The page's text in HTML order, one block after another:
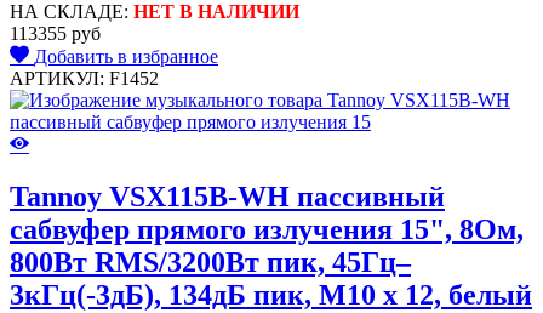
НА СКЛАДЕ: НЕТ В НАЛИЧИИ
113355 руб
Добавить в избранное
АРТИКУЛ: F1452
Tannoy VSX115B-WH пассивный
сабвуфер прямого излучения 15", 8Ом,
800Вт RMS/3200Вт пик, 45Гц–
3кГц(-3дБ), 134дБ пик, M10 x 12, белый